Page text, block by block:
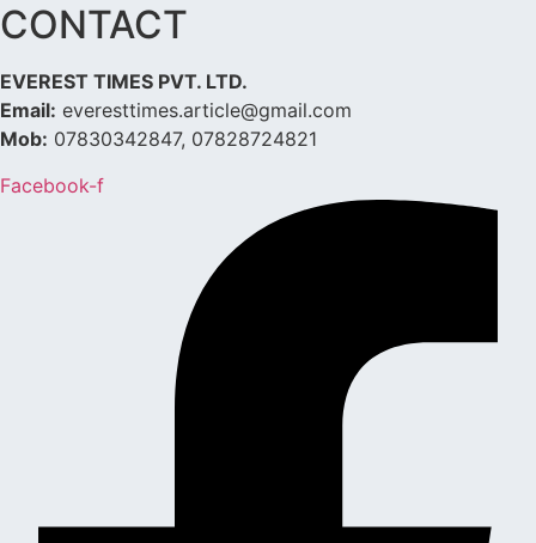
CONTACT
EVEREST TIMES PVT. LTD.
Email: everesttimes.article@gmail.com
Mob: 07830342847, 07828724821
Facebook-f